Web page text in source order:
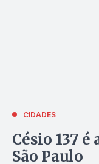
CIDADES
Césio 137
São Paulo